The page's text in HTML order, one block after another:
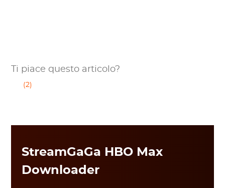
Ti piace questo articolo?
(2)
StreamGaGa HBO Max
Downloader